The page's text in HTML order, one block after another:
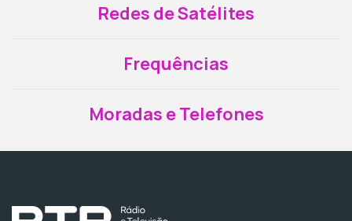
Redes de Satélites
Frequências
Moradas e Telefones